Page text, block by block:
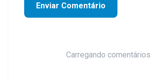
Enviar Comentário
Carregando comentários...